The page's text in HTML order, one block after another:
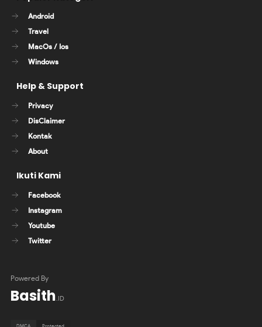
Powered By
Basith.ID
Android
Travel
MacOs / Ios
Windows
Help & Support
Privacy
DisClaimer
Kontak
About
Ikuti Kami
Facebook
Instagram
Youtube
Twitter